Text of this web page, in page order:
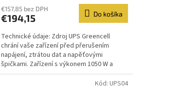
€157,85 bez DPH
€194,15 Do košíka
Technické údaje: Zdroj UPS Greencell
chrání vaše zařízení před přerušením
napájení, ztrátou dat a napěťovými
špičkami. Zařízení s výkonem 1050 W a
zdánlivým výkonem 1500 VA má...
Kód: UPS04